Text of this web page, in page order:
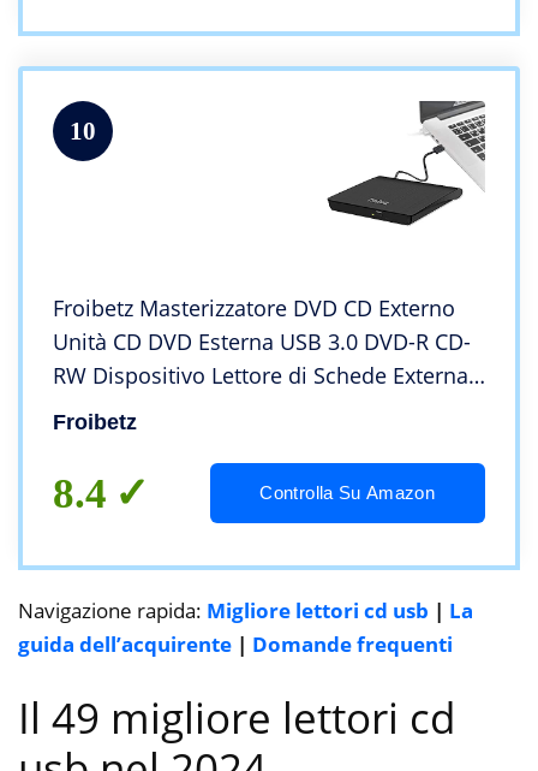
10
Froibetz Masterizzatore DVD CD Externo
Unità CD DVD Esterna USB 3.0 DVD-R CD-
RW Dispositivo Lettore di Schede External
Disc con Mac/OS/XP/Win10/Win7/Win8
Froibetz
8.4 Controlla Su Amazon
Navigazione rapida: Migliore lettori cd usb | La
guida dell’acquirente | Domande frequenti
Il 49 migliore lettori cd